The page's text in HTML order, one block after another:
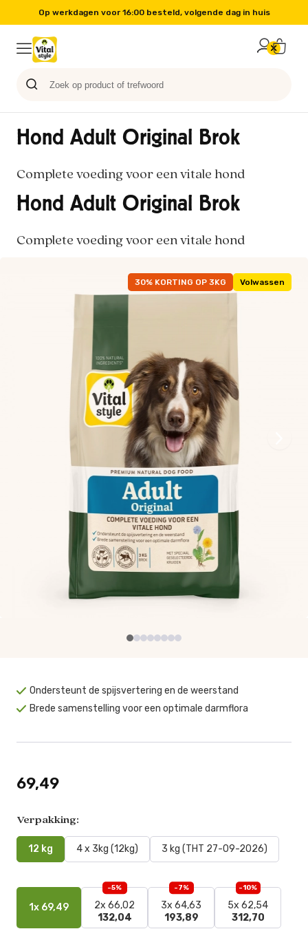
Op werkdagen voor 16:00 besteld, volgende dag in huis
Volwassen
30% KORTING OP 3KG
Hond Adult Original Brok
Complete voeding voor een vitale hond
Hond Adult Original Brok
Complete voeding voor een vitale hond
Ondersteunt de spijsvertering en de weerstand
Brede samenstelling voor een optimale darmflora
Verpakking:
12 kg 4 x 3kg (12kg) 3 kg (THT 27-09-2026)
1x 69,49
-5%
2x 66,02
132,04
-7%
3x 64,63
193,89
-10%
5x 62,54
312,70
69,49